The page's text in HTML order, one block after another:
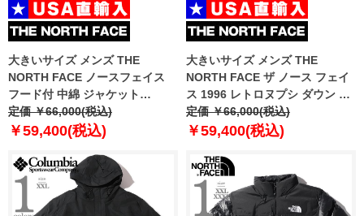
大きいサイズ メンズ THE
NORTH FACE ノースフェイス
フード付 中綿 ジャケット
LIMBARA INS JKT USA直輸入
nf0a89eg-jk3
定価 ￥66,000(税込)
￥59,400(税込)
大きいサイズ メンズ THE
NORTH FACE ザ ノース フェイ
ス 1996 レトロヌプシ ダウン ジ
ャケット 1996 RETRO NUPTSE
JACKET USA直輸入 nj1dn75
定価 ￥66,000(税込)
￥59,400(税込)